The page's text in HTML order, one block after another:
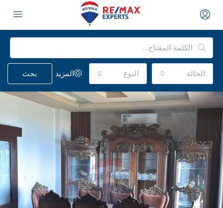
الحالة النوع المزيد بحث